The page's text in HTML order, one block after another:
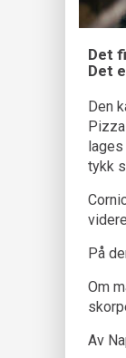
Det
Det
Den
lages
tykk
På
Om
Av